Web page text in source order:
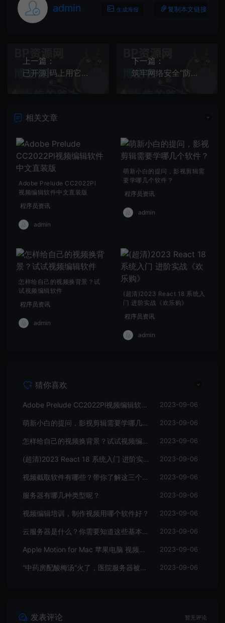
admin 生成海报 复制本文链接
上一篇：
已开源|码上用它开始Flutter混合开发——FlutterBoost
下一篇：
筑牢网络安全“防火墙”——靖江法院高质量完成网络安全攻防演练
相关文章
Adobe Prelude CC2022Pl
视频编辑软件中文直装版
程序员资讯
admin
萌新小白的提问，影视剪辑需
要学哪几个软件？
程序员资讯
admin
怎样给自己的视频换背景？试
试视频编辑软件
程序员资讯
admin
(超清)2023 React 18 系统入
门 进阶实战《欢乐购》
程序员资讯
admin
猜你喜欢
Adobe Prelude CC2022Pl视频编辑软件中文直装版 2023-09-06
萌新小白的提问，影视剪辑需要学哪几个软件？ 2023-09-06
怎样给自己的视频换背景？试试视频编辑软件 2023-09-06
(超清)2023 React 18 系统入门 进阶实战《欢乐购》 2023-09-06
视频截取软件有哪些？带你了解这三个视频编辑软件 2023-09-06
服务器有哪几种类型呢？ 2023-09-06
视频编辑培训，制作视频用哪个软件好？ 2023-09-06
云服务器是什么？你需要知道这些基本知识 2023-09-06
Apple Motion for Mac 苹果电脑 视频编辑软件 2023-09-06
“中药房配酸梅汤”火了，医院服务器被挤爆，网友：更适合中国宝宝体质 2023-09-06
发表评论 暂无评论